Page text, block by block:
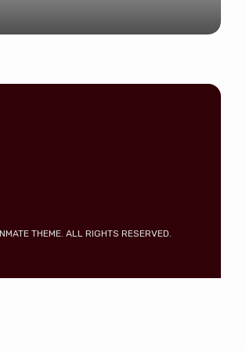
THEME. ALL RIGHTS RESERVED.